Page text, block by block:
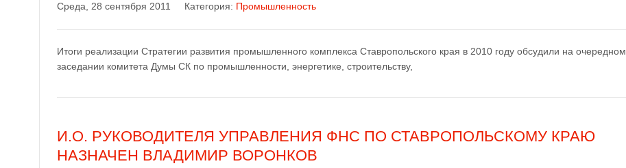
Среда, 28 сентября 2011 Категория: Промышленность
Итоги реализации Стратегии развития промышленного комплекса Ставропольского края в 2010 году обсудили на очередном
заседании комитета Думы СК по промышленности, энергетике, строительству,
И.О. РУКОВОДИТЕЛЯ УПРАВЛЕНИЯ ФНС ПО СТАВРОПОЛЬСКОМУ КРАЮ
НАЗНАЧЕН ВЛАДИМИР ВОРОНКОВ